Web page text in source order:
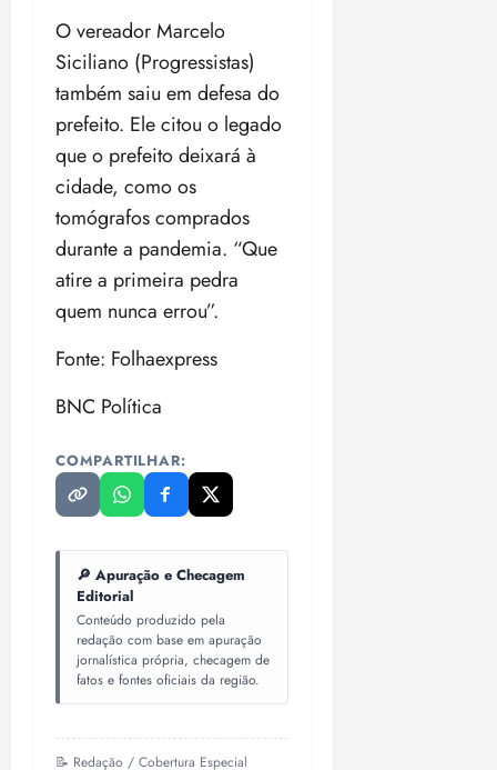
O vereador Marcelo
Siciliano (Progressistas)
também saiu em defesa do
prefeito. Ele citou o legado
que o prefeito deixará à
cidade, como os
tomógrafos comprados
durante a pandemia. “Que
atire a primeira pedra
quem nunca errou”.
Fonte: Folhaexpress
BNC Política
COMPARTILHAR:
🔎 Apuração e Checagem
Editorial
Conteúdo produzido pela
redação com base em apuração
jornalística própria, checagem de
fatos e fontes oficiais da região.
📝 Redação / Cobertura Especial